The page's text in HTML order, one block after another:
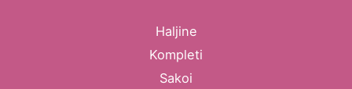
Haljine
Kompleti
Sakoi